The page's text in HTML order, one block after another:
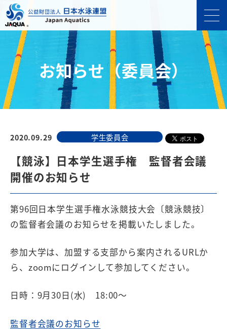
お知らせ（委員会）
2020.09.29 学生委員会
【競泳】日本学生選手権 監督者会議
開催のお知らせ
第96回日本学生選手権水泳競技大会〔競泳競技〕
の監督者会議のお知らせを掲載いたしました。
参加大学は、加盟する支部から案内されるURLか
ら、zoomにログインして参加してください。
日時：9月30日(水) 18:00～
監督者会議のお知らせ